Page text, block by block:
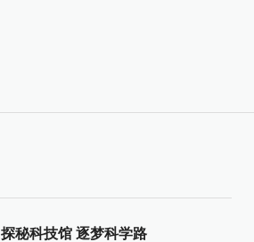
探秘科技馆 逐梦科学路